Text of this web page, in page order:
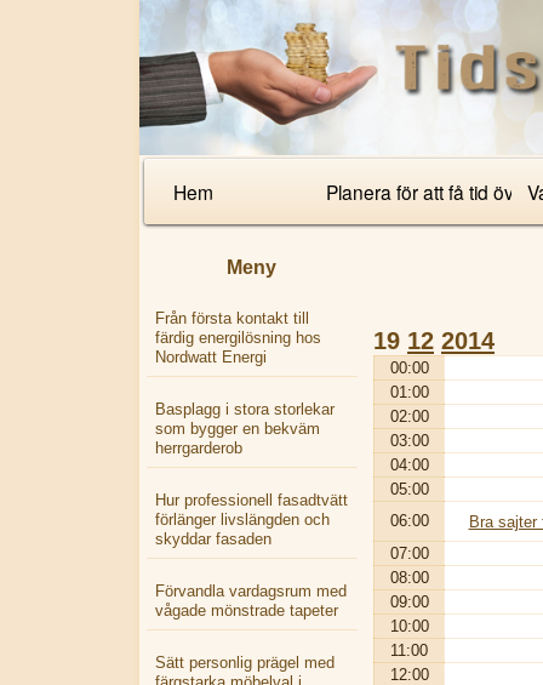
Navigation
Hem Planera för att få tid över
19 12 2014
00:00
01:00
02:00
03:00
04:00
05:00
06:00
Bra sajter
07:00
08:00
09:00
10:00
11:00
12:00
Meny
Från första kontakt till
färdig energilösning hos
Nordwatt Energi
Basplagg i stora storlekar
som bygger en bekväm
herrgarderob
Hur professionell fasadtvätt
förlänger livslängden och
skyddar fasaden
Förvandla vardagsrum med
vågade mönstrade tapeter
Sätt personlig prägel med